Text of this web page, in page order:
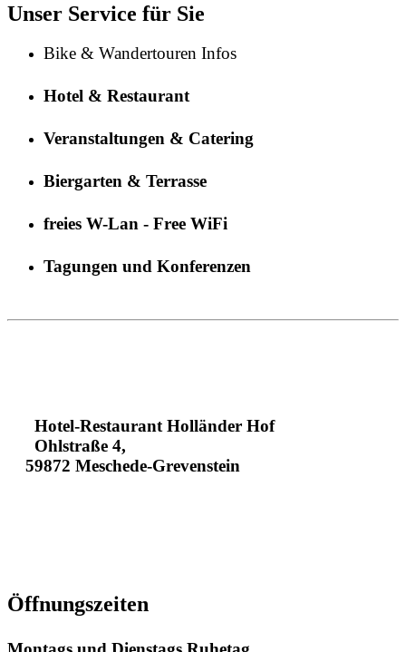
Unser Service für Sie
Bike & Wandertouren Infos
Hotel & Restaurant
Veranstaltungen & Catering
Biergarten & Terrasse
freies W-Lan - Free WiFi
Tagungen und Konferenzen
Hotel-Restaurant Holländer Hof
Ohlstraße 4,
59872 Meschede-Grevenstein
Öffnungszeiten